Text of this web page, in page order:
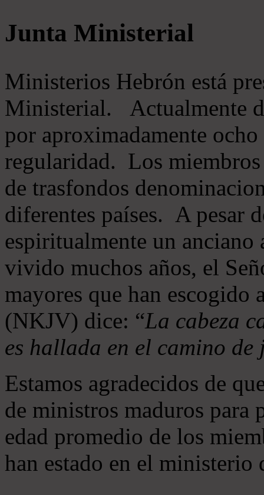
Junta Ministerial
Ministerios Hebrón está
Ministerial. Actualmente
por aproximadamente
regularidad. Los
de trasfondos
diferentes países. A pesar
espiritualmente un
vivido muchos años, el
mayores que han
(NKJV) dice: “La cabeza
es hallada en el camino de
Estamos agradecidos de
de ministros maduros
edad promedio de los
han estado en el ministerio